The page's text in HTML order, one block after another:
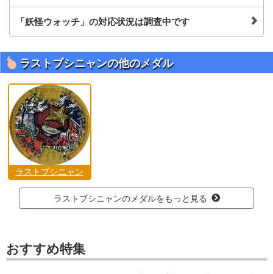
「妖怪ウォッチ」の対応状況は調査中です
ラストブシニャンの他のメダル
ラストブシニャン
ラストブシニャンのメダルをもっと見る
おすすめ特集